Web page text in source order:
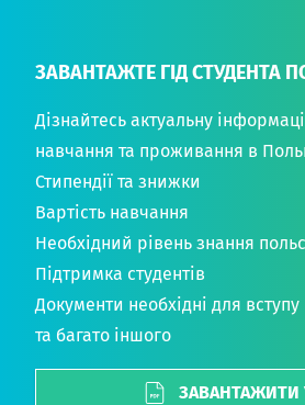
ЗАВАНТАЖТЕ ГІД СТУДЕНТА
Дізнайтесь актуальну
навчання та проживання в
Стипендії та знижки
Вартість навчання
Необхідний рівень знання
Підтримка студентів
Документи необхідні для вступу
та багато іншого
ЗАВАНТАЖИТИ